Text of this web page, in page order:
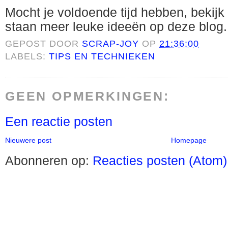
Mocht je voldoende tijd hebben,
staan meer leuke ideeën op deze blog.
GEPOST DOOR SCRAP-JOY OP21:36:00
LABELS:TIPS EN TECHNIEKEN
GEEN OPMERKINGEN:
Een reactie posten
Nieuwere post Homepage
Abonneren op: Reacties posten (Atom)